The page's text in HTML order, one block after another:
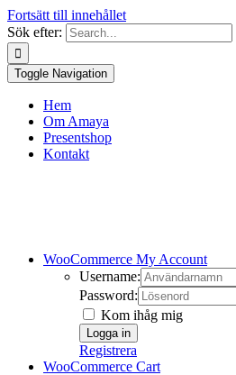
Fortsätt till innehållet
Sök efter:
Toggle Navigation
Hem
Om Amaya
Presentshop
Kontakt
WooCommerce My Account
Username:
Password:
Kom ihåg mig
Registrera
WooCommerce Cart